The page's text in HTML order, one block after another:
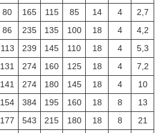
80 165 115 85 14 4
2,7
86 235 135 100 18 4
4,2
113 239 145 110 18 4
5,3
131 274 160 125 18 4
7,2
141 274 180 145 18 4
10
154 384 195 160 18 8
13
177 543 215 180 18 8
21